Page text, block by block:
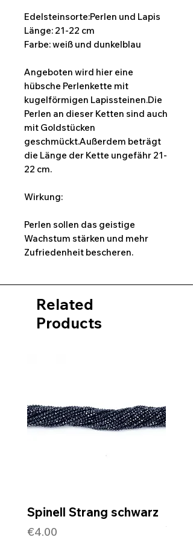
Edelsteinsorte:Perlen und Lapis
Länge: 21-22 cm
Farbe: weiß und dunkelblau
Angeboten wird hier eine
hübsche Perlenkette mit
kugelförmigen Lapissteinen.Die
Perlen an dieser Ketten sind auch
mit Goldstücken
geschmückt.Außerdem beträgt
die Länge der Kette ungefähr 21-
22 cm.
Wirkung:
Perlen sollen das geistige
Wachstum stärken und mehr
Zufriedenheit bescheren.
Related
Products
Spinell Strang schwarz
Price
€4.00